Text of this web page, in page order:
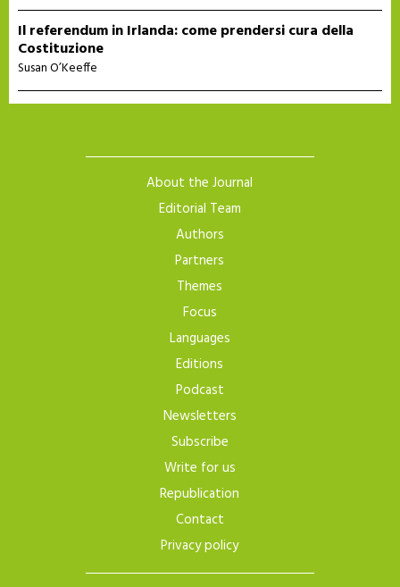
Il referendum in Irlanda: come prendersi cura della
Costituzione
Susan O’Keeffe
About the Journal
Editorial Team
Authors
Partners
Themes
Focus
Languages
Editions
Podcast
Newsletters
Subscribe
Write for us
Republication
Contact
Privacy policy